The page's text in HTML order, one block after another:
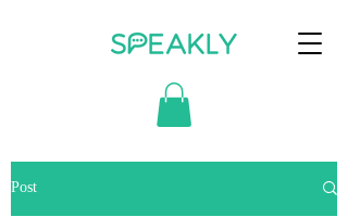
Post